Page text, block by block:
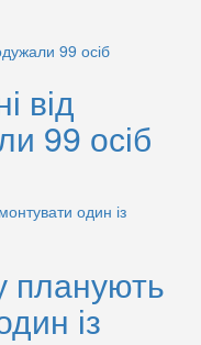
від
99 осіб
планують
із